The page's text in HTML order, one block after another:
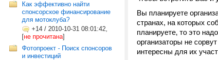
Как эффективно найти
спонсорское финансирование
для мотоклуба?
+14 / 2010-10-31 08:01:42,
[не прочитана]
Фотопроект - Поиск спонсоров
и инвестиций
Вы планируете
странах, на которых
планируете, то это
организаторы не
интересны для их